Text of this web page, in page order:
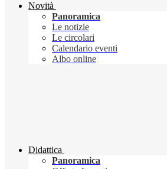
Novità
Panoramica
Le notizie
Le circolari
Calendario eventi
Albo online
Didattica
Panoramica